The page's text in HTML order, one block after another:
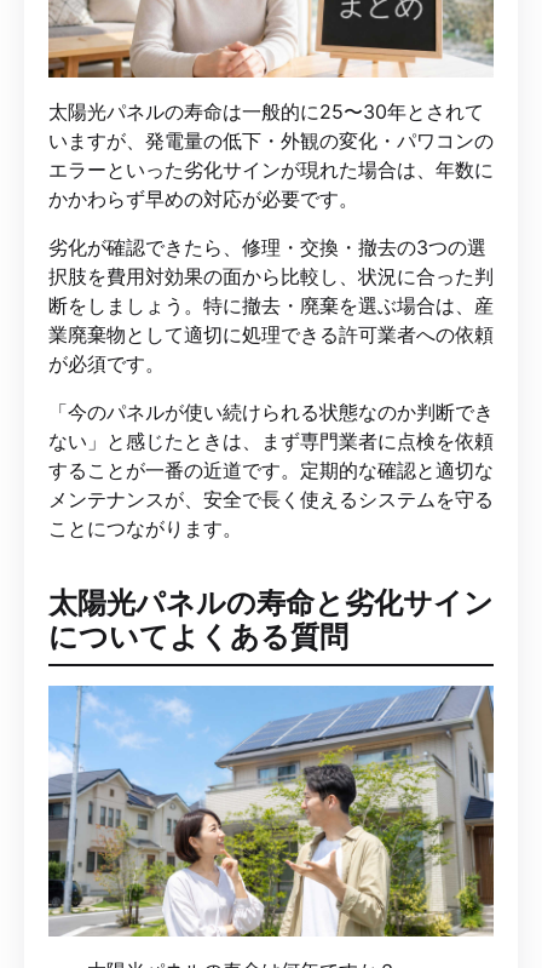
太陽光パネルの寿命は一般的に25〜30年とされて
いますが、発電量の低下・外観の変化・パワコンの
エラーといった劣化サインが現れた場合は、年数に
かかわらず早めの対応が必要です。
劣化が確認できたら、修理・交換・撤去の3つの選
択肢を費用対効果の面から比較し、状況に合った判
断をしましょう。特に撤去・廃棄を選ぶ場合は、産
業廃棄物として適切に処理できる許可業者への依頼
が必須です。
「今のパネルが使い続けられる状態なのか判断でき
ない」と感じたときは、まず専門業者に点検を依頼
することが一番の近道です。定期的な確認と適切な
メンテナンスが、安全で長く使えるシステムを守る
ことにつながります。
太陽光パネルの寿命と劣化サイン
についてよくある質問